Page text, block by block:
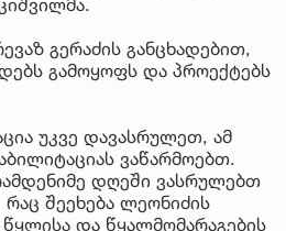
გერაძის განცხადებით,
გამოყოფს და პროექტებს
უკვე დავასრულეთ, ამ
ვაწარმოებთ.
დღეში ვასრულებთ
შეეხება ლეონიძის
და წყალმომარაგების